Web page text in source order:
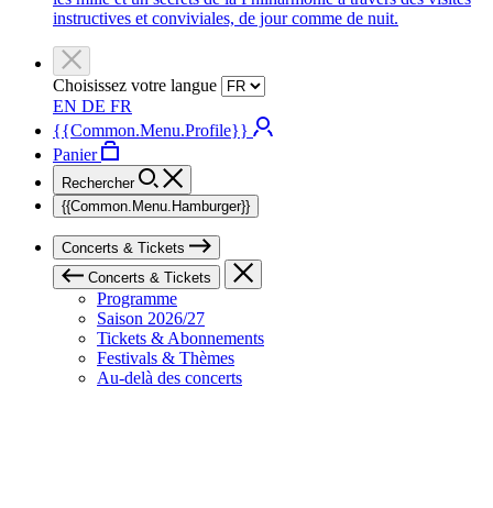
instructives et conviviales, de jour comme de nuit.
Choisissez votre langue
EN DE FR
{{Common.Menu.Profile}}
Panier
Rechercher
{{Common.Menu.Hamburger}}
Concerts & Tickets
Concerts & Tickets
Programme
Saison 2026/27
Tickets & Abonnements
Festivals & Thèmes
Au-delà des concerts